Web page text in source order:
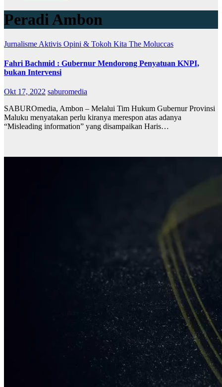
Peradi Ambon
Jurnalisme Aktivis Opini & Tokoh Kita The Moluccas
Fahri Bachmid : Gubernur Mendorong Penyatuan KNPI,
bukan Intervensi
Okt 17, 2022 saburomedia
SABUROmedia, Ambon – Melalui Tim Hukum Gubernur Provinsi
Maluku menyatakan perlu kiranya merespon atas adanya
“Misleading information” yang disampaikan Haris…